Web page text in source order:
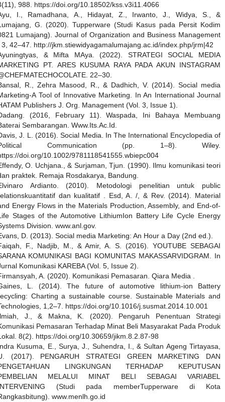
988. https://doi.org/10.18502/kss.v3i11.4066
I., Ramadhana, A., Hidayat, Z., Irwanto, J., Widya, S., &
G. (2020). Tupperware (Studi Kasus pada Persit Kodim
Lumajang). Journal of Organization and Business Management
3, 42–47. http://jkm.stiewidyagamalumajang.ac.id/index.php/jrm|42
& Mifta MAya. (2022). STRATEGI SOCIAL MEDIA
PT. ARES KUSUMA RAYA PADA AKUN INSTAGRAM
22–30.
R., Zehra Masood, R., & Dadhich, V. (2014). Social media
A Tool of Innovative Marketing. In An International Journal
Publishers J. Org. Management (Vol. 3, Issue 1).
(2016, February 11). Waspada, Ini Bahaya Membuang
Sembarangan. Www.Its.Ac.Id.
J. L. (2016). Social Media. In The International Encyclopedia of
Communication (pp. 1–8). Wiley.
doi.org/10.1002/9781118541555.wbiepc004
O. Uchjana., & Surjaman, Tjun. (1990). Ilmu komunikasi teori
praktek. Remaja Rosdakarya, Bandung.
Ardianto. (2010). Metodologi penelitian untuk public
dan kualitatif . Esd, A. /, & Rev. (2014). Material
Energy Flows in the Materials Production, Assembly, and End-of-
Stages of the Automotive LithiumIon Battery Life Cycle Energy
Division. www.anl.gov.
D. (2013). Social media Marketing: An Hour a Day (2nd ed.).
F., Nadjib, M., & Amir, A. S. (2016). YOUTUBE SEBAGAI
KOMUNIKASI BAGI KOMUNITAS MAKASSARVIDGRAM. In
Komunikasi KAREBA (Vol. 5, Issue 2).
A. (2020). Komunikasi Pemasaran. Qiara Media .
L. (2014). The future of automotive lithium-ion Battery
Charting a sustainable course. Sustainable Materials and
1,2–7. https://doi.org/10.1016/j.susmat.2014.10.001
J., & Makna, K. (2020). Pengaruh Penentuan Strategi
Pemasaran Terhadap Minat Beli Masyarakat Pada Produk
8(2). https://doi.org/10.30659/jikm.8.2.87-98
Kusuma, E., Surya, J., Suhendra, I., & Sultan Ageng Tirtayasa,
(2017). PENGARUH STRATEGI GREEN MARKETING DAN
LINGKUNGAN TERHADAP KEPUTUSAN
MELALUI MINAT BELI SEBAGAI VARIABEL
(Studi pada memberTupperware di Kota
www.menlh.go.id